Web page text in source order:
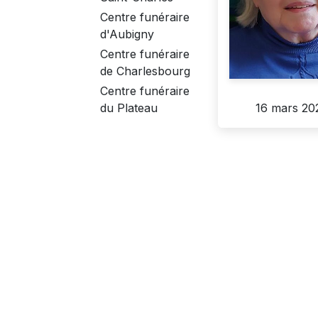
Centre funéraire
d'Aubigny
Centre funéraire
de Charlesbourg
Centre funéraire
du Plateau
16 mars